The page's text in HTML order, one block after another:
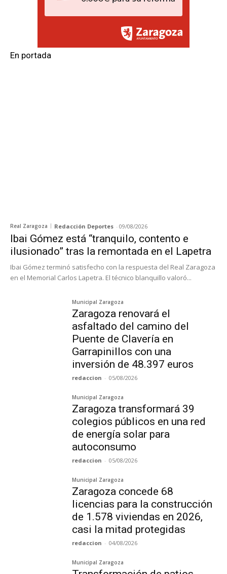
En portada
Real Zaragoza Redacción Deportes - 09/08/2026
Ibai Gómez está “tranquilo, contento e
ilusionado” tras la remontada en el Lapetra
Ibai Gómez terminó satisfecho con la respuesta del Real Zaragoza
en el Memorial Carlos Lapetra. El técnico blanquillo valoró...
Municipal Zaragoza
Zaragoza renovará el
asfaltado del camino del
Puente de Clavería en
Garrapinillos con una
inversión de 48.397 euros
redaccion - 05/08/2026
Municipal Zaragoza
Zaragoza transformará 39
colegios públicos en una red
de energía solar para
autoconsumo
redaccion - 05/08/2026
Municipal Zaragoza
Zaragoza concede 68
licencias para la construcción
de 1.578 viviendas en 2026,
casi la mitad protegidas
redaccion - 04/08/2026
Municipal Zaragoza